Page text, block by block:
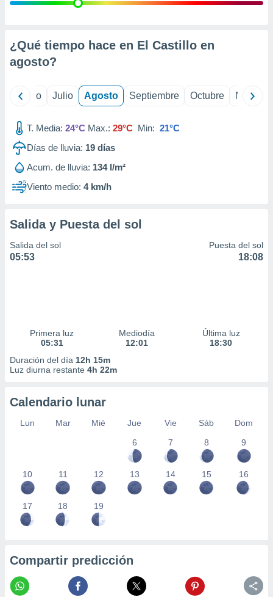
e
mediante
de
1199
¿Qué tiempo hace en El Castillo en
agosto?
Junio Julio Agosto Septiembre Octubre
T. Media: 24°C Max.: 29°C Min: 21°C
Días de lluvia: 19 días
Acum. de lluvia: 134 l/m²
Viento medio: 4 km/h
Salida y Puesta del sol
Salida del sol
05:53
Puesta del sol
18:08
Primera luz
05:31
Mediodía
12:01
Última luz
18:30
Duración del día 12h 15m
Luz diurna restante 4h 22m
Calendario lunar
Lun Mar Mié Jue Vie Sáb
Dom
6
7 8 9
10 11 12 13 14 15 16
17 18 19
Compartir predicción